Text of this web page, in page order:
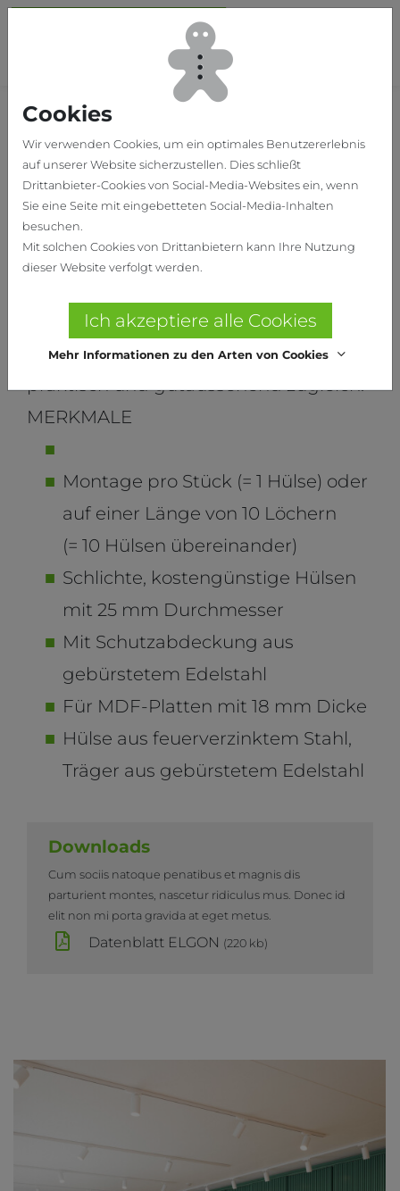
Home Produkte LOCHWANDSYSTEME ELGON
ELGON
Magnetisches
Lochwandsystem
Lochwandsystem von Helbig.
Die magnetischen Fassungen sind
praktisch und gutaussehend zugleich.
MERKMALE
Montage pro Stück (= 1 Hülse) oder
auf einer Länge von 10 Löchern
(= 10 Hülsen übereinander)
Schlichte, kostengünstige Hülsen
mit 25 mm Durchmesser
Mit Schutzabdeckung aus
gebürstetem Edelstahl
Für MDF-Platten mit 18 mm Dicke
Hülse aus feuerverzinktem Stahl,
Träger aus gebürstetem Edelstahl
Downloads
Cum sociis natoque penatibus et magnis dis
parturient montes, nascetur ridiculus mus. Donec id
elit non mi porta gravida at eget metus.
Datenblatt ELGON (220 kb)
Cookies
Wir verwenden Cookies, um ein optimales Benutzererlebnis
auf unserer Website sicherzustellen. Dies schließt
Drittanbieter-Cookies von Social-Media-Websites ein, wenn
Sie eine Seite mit eingebetteten Social-Media-Inhalten
besuchen.
Mit solchen Cookies von Drittanbietern kann Ihre Nutzung
dieser Website verfolgt werden.
Ich akzeptiere alle Cookies
Mehr Informationen zu den Arten von Cookies